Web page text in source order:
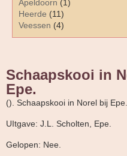
Apeldoorn (1)
Heerde (11)
Veessen (4)
Schaapskooi in
Epe.
(). Schaapskooi in Norel bij Epe.
UItgave: J.L. Scholten, Epe.
Gelopen: Nee.